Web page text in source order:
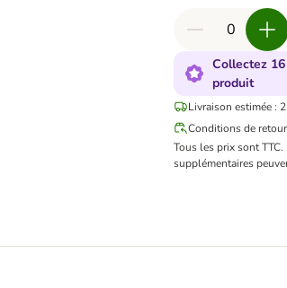
Collectez
produit
Livraison estimée :
Conditions de retour
Tous les prix sont TTC.
supplémentaires